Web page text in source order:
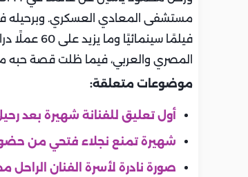
فيلمًا
المصري والعربي، فيما ظلت قصة حبه
موضوعات متعلقة:
أول تعليق للفنانة شهيرة بعد
شهيرة تمنع نجلاء فتحي من
صورة نادرة لأسرة الفنان